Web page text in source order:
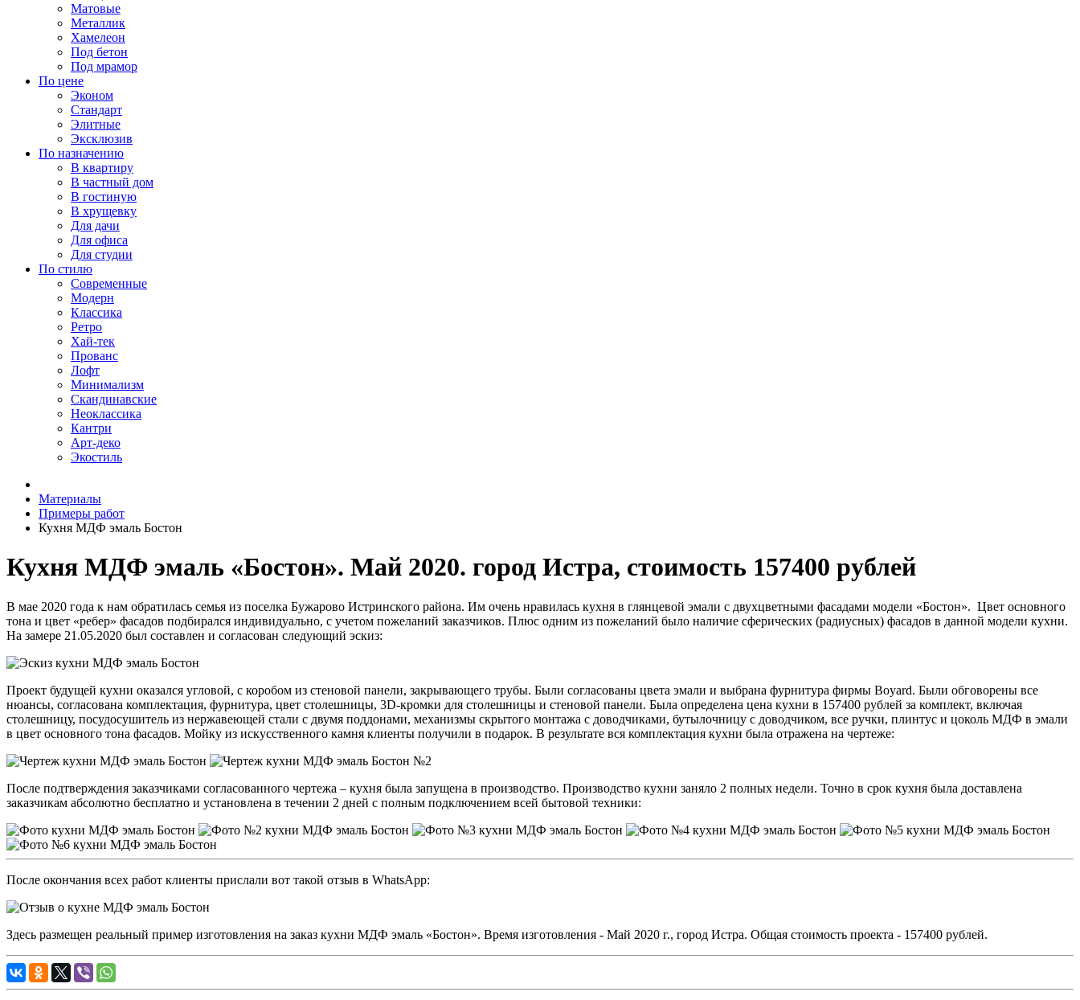
Матовые
Металлик
Хамелеон
Под бетон
Под мрамор
По цене
Эконом
Стандарт
Элитные
Эксклюзив
По назначению
В квартиру
В частный дом
В гостиную
В хрущевку
Для дачи
Для офиса
Для студии
По стилю
Современные
Модерн
Классика
Ретро
Хай-тек
Прованс
Лофт
Минимализм
Скандинавские
Неоклассика
Кантри
Арт-деко
Экостиль
Материалы
Примеры работ
Кухня МДФ эмаль Бостон
Кухня МДФ эмаль «Бостон». Май 2020. город Истра, стоимость 157400 рублей
В мае 2020 года к нам обратилась семья из поселка Бужарово Истринского района. Им очень нравилась кухня в глянцевой эмали с двухцветными фасадами модели «Бостон». Цвет основного
тона и цвет «ребер» фасадов подбирался индивидуально, с учетом пожеланий заказчиков. Плюс одним из пожеланий было наличие сферических (радиусных) фасадов в данной модели кухни.
На замере 21.05.2020 был составлен и согласован следующий эскиз:
Проект будущей кухни оказался угловой, с коробом из стеновой панели, закрывающего трубы. Были согласованы цвета эмали и выбрана фурнитура фирмы Boyard. Были обговорены все
нюансы, согласована комплектация, фурнитура, цвет столешницы, 3D-кромки для столешницы и стеновой панели. Была определена цена кухни в 157400 рублей за комплект, включая
столешницу, посудосушитель из нержавеющей стали с двумя поддонами, механизмы скрытого монтажа с доводчиками, бутылочницу с доводчиком, все ручки, плинтус и цоколь МДФ в эмали
в цвет основного тона фасадов. Мойку из искусственного камня клиенты получили в подарок. В результате вся комплектация кухни была отражена на чертеже:
После подтверждения заказчиками согласованного чертежа – кухня была запущена в производство. Производство кухни заняло 2 полных недели. Точно в срок кухня была доставлена
заказчикам абсолютно бесплатно и установлена в течении 2 дней с полным подключением всей бытовой техники:
После окончания всех работ клиенты прислали вот такой отзыв в WhatsApp:
Здесь размещен реальный пример изготовления на заказ кухни МДФ эмаль «Бостон». Время изготовления - Май 2020 г., город Истра. Общая стоимость проекта - 157400 рублей.